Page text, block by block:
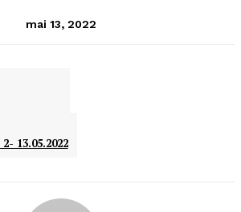
mai 13, 2022
13.05.2022